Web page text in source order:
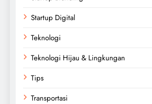
Startup Digital
Teknologi
Teknologi Hijau & Lingkungan
Tips
Transportasi